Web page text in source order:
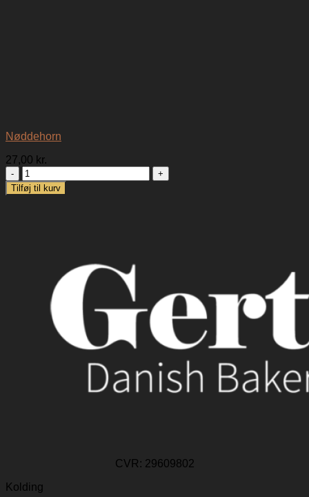
Nøddehorn
27,00 kr.
Nøddehorn
antal
Tilføj til kurv
CVR: 29609802
Kolding